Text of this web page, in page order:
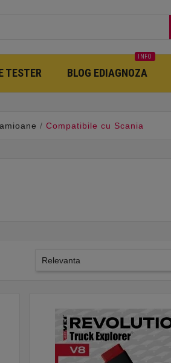
TESTER BLOG EDIAGNOZA
INFO
Compatibile cu Scania
Relevanta